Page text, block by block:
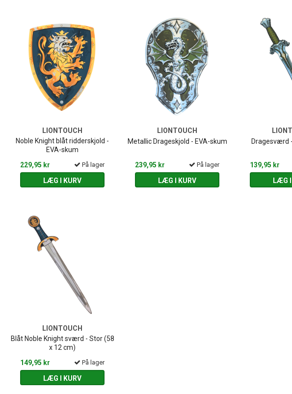
LIONTOUCH
Noble Knight blåt ridderskjold -
EVA-skum
229,95 kr
På lager
LÆG I KURV
LIONTOUCH
Metallic Drageskjold - EVA-skum
239,95 kr På lager
LÆG I KURV
Dragesværd
139,95 kr
LÆG
LIONTOUCH
Blåt Noble Knight sværd - Stor (58
x 12 cm)
149,95 kr
På lager
LÆG I KURV